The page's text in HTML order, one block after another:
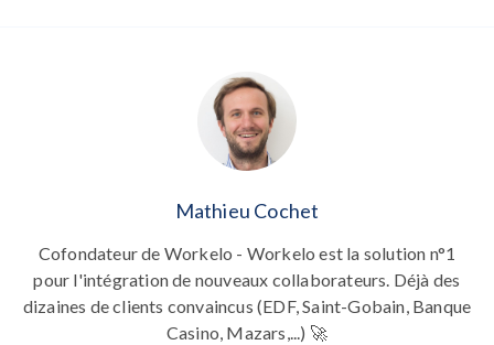
Mathieu Cochet
Cofondateur de Workelo - Workelo est la solution n°1
pour l'intégration de nouveaux collaborateurs. Déjà des
dizaines de clients convaincus (EDF, Saint-Gobain, Banque
Casino, Mazars,...) 🚀